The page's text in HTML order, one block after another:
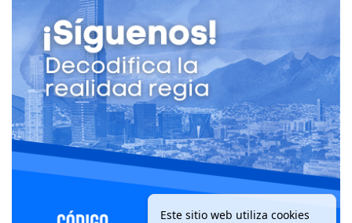
Este sitio web utiliza cookies